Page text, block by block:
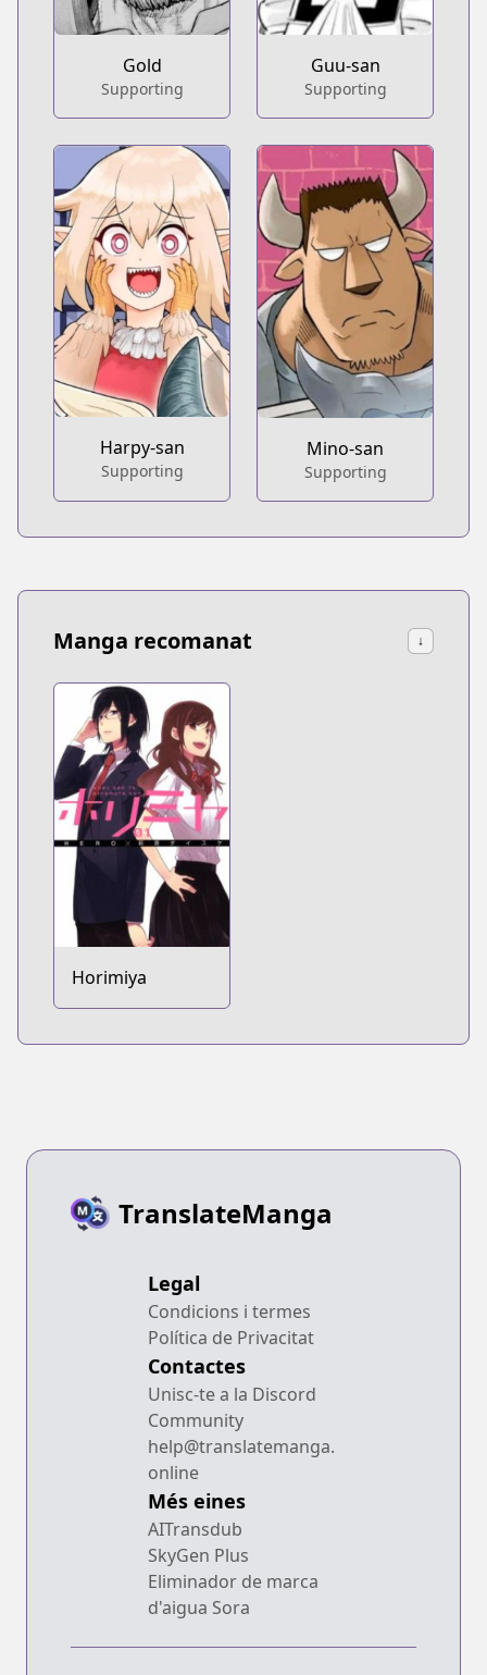
Gold
Supporting
Guu-san
Supporting
Harpy-san
Supporting
Mino-san
Supporting
Manga recomanat ↓
Horimiya
TranslateManga
Legal
Condicions i termes
Política de Privacitat
Contactes
Unisc-te a la Discord
Community
help@translatemanga.
online
Més eines
AITransdub
SkyGen Plus
Eliminador de marca
d'aigua Sora